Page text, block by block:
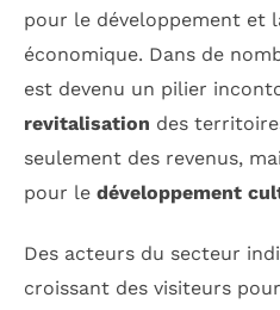
pour le développement et
économique. Dans de
est devenu un pilier
revitalisation des
seulement des revenus,
pour le développement
Des acteurs du secteur
croissant des visiteurs